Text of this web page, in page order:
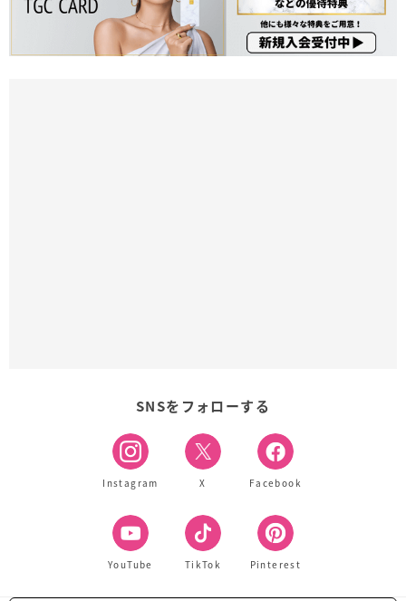
SNSをフォローする
Instagram X Facebook
YouTube TikTok Pinterest